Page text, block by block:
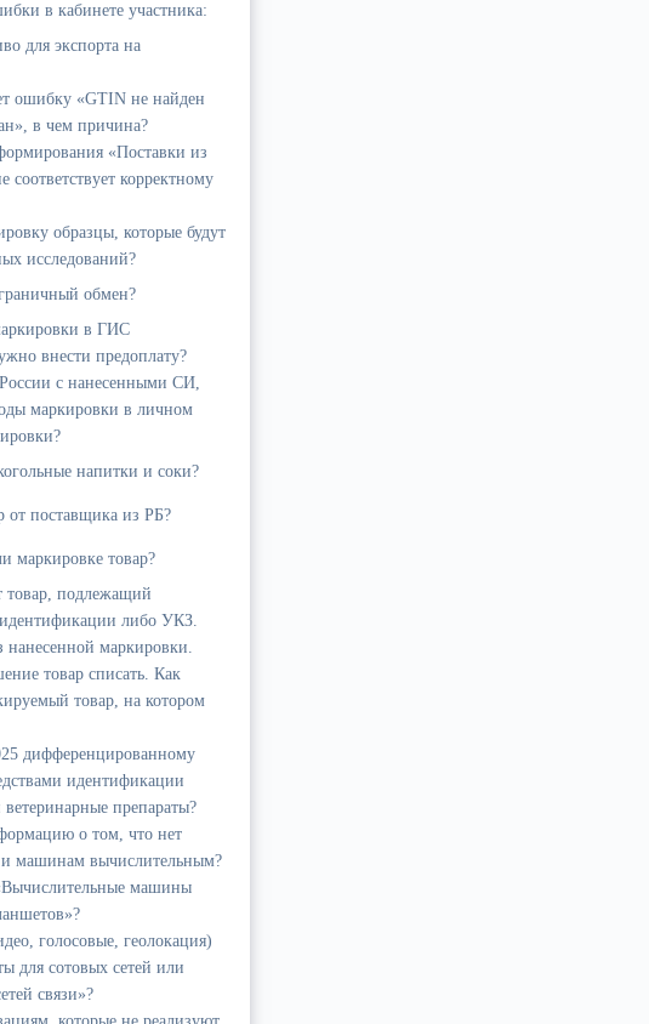
в кабинете участника:
для экспорта на
ошибку «GTIN не найден
в чем причина?
«Поставки из
соответствует корректному
образцы, которые будут
исследований?
обмен?
в ГИС
внести предоплату?
с нанесенными СИ,
маркировки в личном
напитки и соки?
от поставщика из РБ?
маркировке товар?
товар, подлежащий
либо УКЗ.
нанесенной маркировки.
товар списать. Как
товар, на котором
дифференцированному
идентификации
препараты?
о том, что нет
и машинам вычислительным?
машины
голосовые, геолокация)
для сотовых сетей или
связи»?